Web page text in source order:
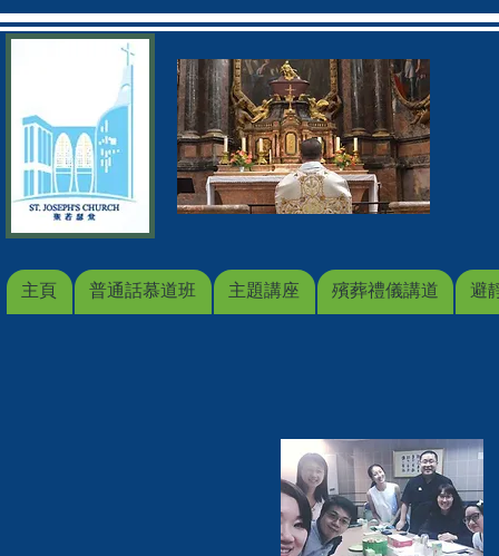
主頁 普通話慕道班 主題講座 殯葬禮儀講道 避